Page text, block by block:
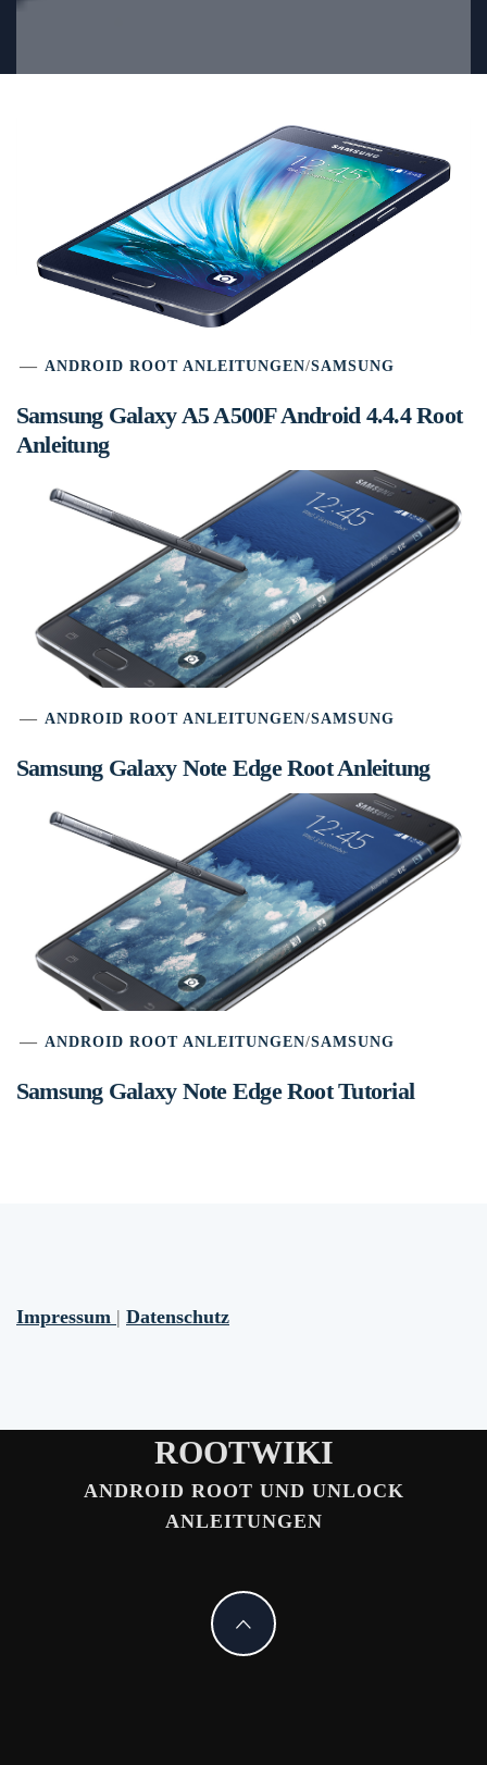
ANDROID ROOT ANLEITUNGEN/SAMSUNG
Samsung Galaxy A5 A500F Android 4.4.4 Root
Anleitung
ANDROID ROOT ANLEITUNGEN/SAMSUNG
Samsung Galaxy Note Edge Root Anleitung
ANDROID ROOT ANLEITUNGEN/SAMSUNG
Samsung Galaxy Note Edge Root Tutorial
Impressum | Datenschutz
ROOTWIKI
ANDROID ROOT UND UNLOCK
ANLEITUNGEN